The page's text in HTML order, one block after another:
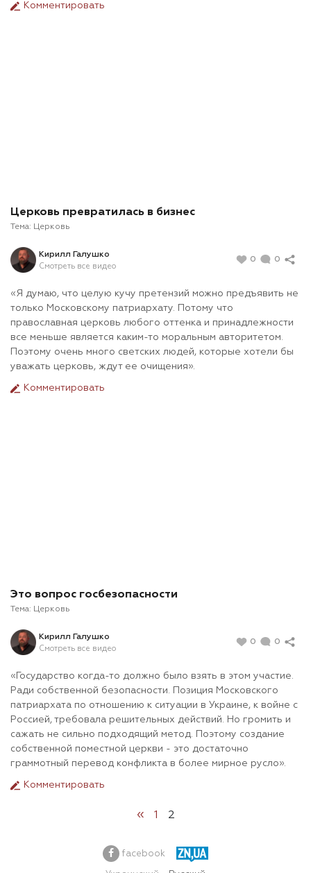
Комментировать
Церковь превратилась в бизнес
Тема: Церковь
Кирилл Галушко
Смотреть все видео
0 0
«Я думаю, что целую кучу претензий можно предъявить не
только Московскому патриархату. Потому что
православная церковь любого оттенка и принадлежности
все меньше является каким-то моральным авторитетом.
Поэтому очень много светских людей, которые хотели бы
уважать церковь, ждут ее очищения».
Комментировать
Это вопрос госбезопасности
Тема: Церковь
Кирилл Галушко
Смотреть все видео
0 0
«Государство когда-то должно было взять в этом участие.
Ради собственной безопасности. Позиция Московского
патриархата по отношению к ситуации в Украине, к войне с
Россией, требовала решительных действий. Но громить и
сажать не сильно подходящий метод. Поэтому создание
собственной поместной церкви - это достаточно
граммотный перевод конфликта в более мирное русло».
Комментировать
« 1 2
facebook